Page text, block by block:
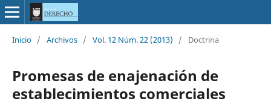
Inicio / Archivos / Vol. 12 Núm. 22 (2013) / Doctrina
Promesas de enajenación de
establecimientos comerciales